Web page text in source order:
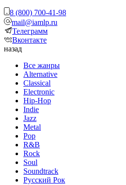
8 (800) 700-41-98
mail@iamlp.ru
Телеграмм
Вконтакте
назад
Все жанры
Alternative
Classical
Electronic
Hip-Hop
Indie
Jazz
Metal
Pop
R&B
Rock
Soul
Soundtrack
Русский Рок